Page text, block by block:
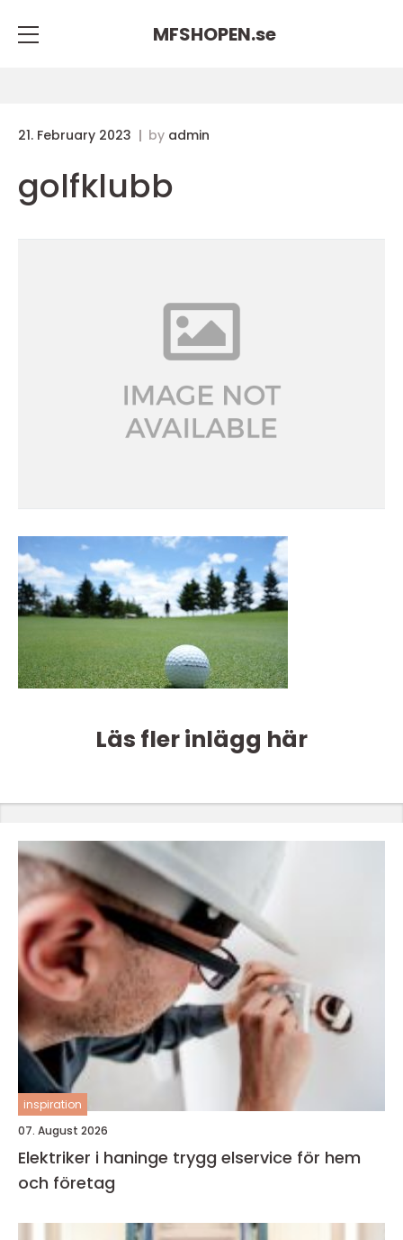
MFSHOPEN.se
21. February 2023 by admin
golfklubb
Läs fler inlägg här
inspiration
07. August 2026
Elektriker i haninge trygg elservice för hem
och företag